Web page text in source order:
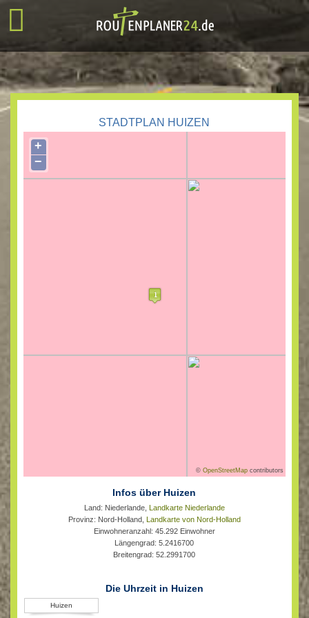
STADTPLAN HUIZEN
+
−
©OpenStreetMap contributors
Infos über Huizen
Land: Niederlande, Landkarte Niederlande
Provinz: Nord-Holland, Landkarte von Nord-Holland
Einwohneranzahl: 45.292 Einwohner
Längengrad: 5.2416700
Breitengrad: 52.2991700
Die Uhrzeit in Huizen
Huizen